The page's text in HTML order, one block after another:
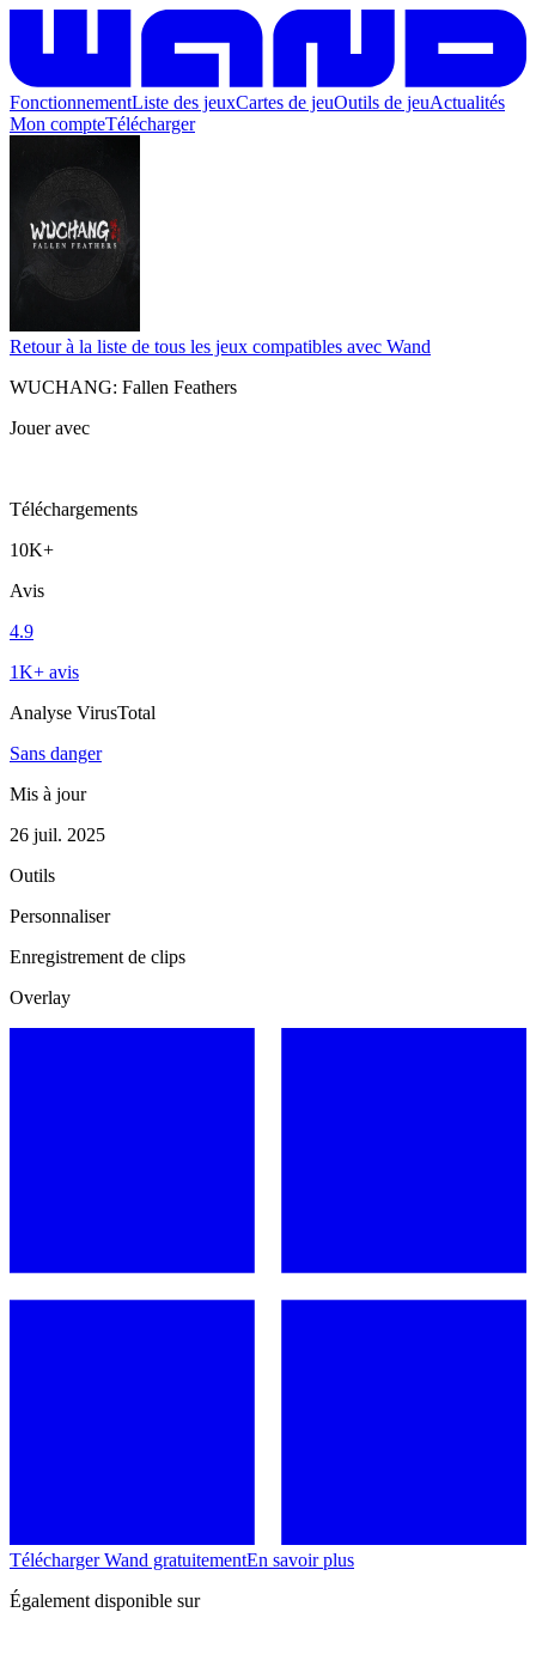
FonctionnementListe des jeuxCartes de jeuOutils de jeuActualités
Mon compteTélécharger
Retour à la liste de tous les jeux compatibles avec Wand
WUCHANG: Fallen Feathers
Jouer avec
Téléchargements
10K+
Avis
4.9
1K+ avis
Analyse VirusTotal
Sans danger
Mis à jour
26 juil. 2025
Outils
Personnaliser
Enregistrement de clips
Overlay
Télécharger Wand gratuitementEn savoir plus
Également disponible sur